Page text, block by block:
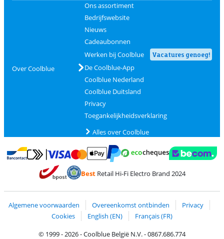
Over Coolblue
Ons assortiment
Bedrijfswebsite
Nieuws
Cadeaubonnen
Werken bij Coolblue
Vacatures genoeg!
De Coolblue-App
Coolblue Nederland
Coolblue Duitsland
Privacy
Toegankelijkheidsverklaring
Alles over Coolblue
Betalen met Bancontact
Betalen met MasterCard en Visa via ClickToPay
BestRetail Hi-Fi Electro Brand 2024
Algemene voorwaarden Overeenkomst ontbinden
Privacy
Cookies
English (EN)
Français (FR)
© 1999 - 2026 - Coolblue België N.V. - 0867.686.774